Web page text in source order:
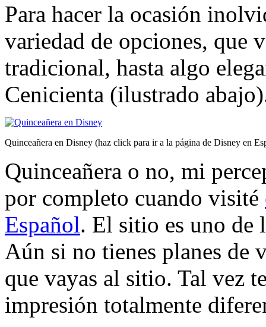
Para hacer la ocasión
variedad de opciones, que
tradicional, hasta algo
Cenicienta (ilustrado
Quinceañera en Disney (haz click para ir a la página de Disney en
Quinceañera o no, mi
por completo cuando visité
Español. El sitio es uno de
Aún si no tienes planes de
que vayas al sitio. Tal vez
impresión totalmente